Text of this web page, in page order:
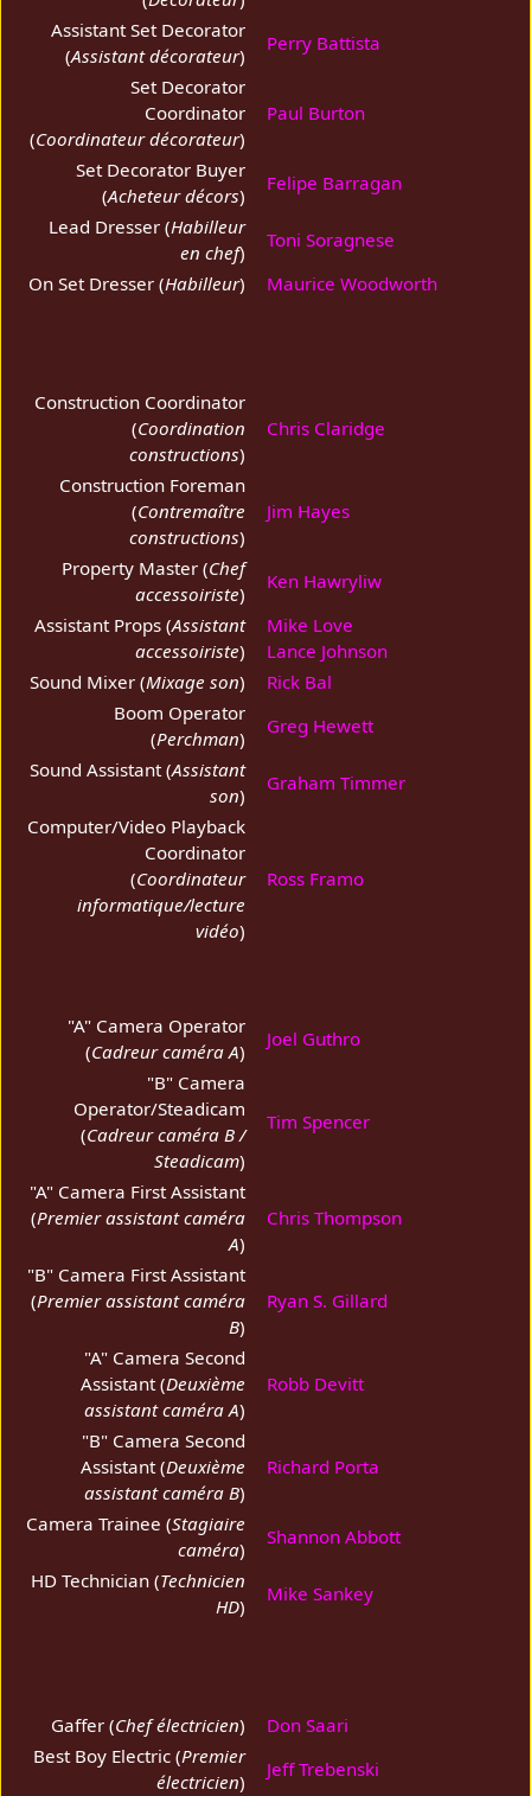
Assistant Set Decorator
(Assistant décorateur)
Perry Battista
Set Decorator
Coordinator
(Coordinateur décorateur)
Paul Burton
Set Decorator Buyer
(Acheteur décors)
Felipe Barragan
Lead Dresser (Habilleur
en chef)
Toni Soragnese
On Set Dresser (Habilleur) Maurice Woodworth
Construction Coordinator
(Coordination
constructions)
Chris Claridge
Construction Foreman
(Contremaître
constructions)
Jim Hayes
Property Master (Chef
accessoiriste)
Ken Hawryliw
Assistant Props (Assistant
accessoiriste)
Mike Love
Lance Johnson
Sound Mixer (Mixage son)
Rick Bal
Boom Operator
(Perchman)
Greg Hewett
Sound Assistant (Assistant
son)
Graham Timmer
Computer/Video Playback
Coordinator
(Coordinateur
informatique/lecture
vidéo)
Ross Framo
"A" Camera Operator
(Cadreur caméra A)
Joel Guthro
"B" Camera
Operator/Steadicam
(Cadreur caméra B /
Steadicam)
Tim Spencer
"A" Camera First Assistant
(Premier assistant caméra
A)
Chris Thompson
"B" Camera First Assistant
(Premier assistant caméra
B)
Ryan S. Gillard
"A" Camera Second
Assistant (Deuxième
assistant caméra A)
Robb Devitt
"B" Camera Second
Assistant (Deuxième
assistant caméra B)
Richard Porta
Camera Trainee (Stagiaire
caméra)
Shannon Abbott
HD Technician (Technicien
HD)
Mike Sankey
Gaffer (Chef électricien)
Don Saari
Best Boy Electric (Premier
électricien)
Jeff Trebenski